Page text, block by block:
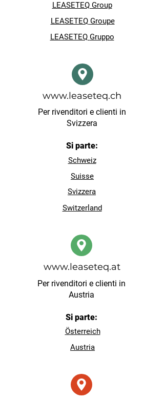
LEASETEQ Group
LEASETEQ Groupe
LEASETEQ Gruppo
www.leaseteq.ch
Per rivenditori e clienti in
Svizzera
Si parte:
Schweiz
Suisse
Svizzera
Switzerland
www.leaseteq.at
Per rivenditori e clienti in
Austria
Si parte:
Österreich
Austria